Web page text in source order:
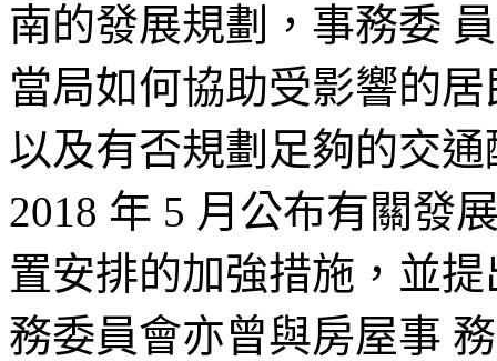
南的發展規劃，事務委
當局如何協助受影響的
以及有否規劃足夠的交
2018 年 5 月公布有關發
置安排的加強措施，並
務委員會亦曾與房屋事